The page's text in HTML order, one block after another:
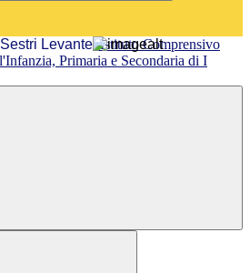
Istituto Comprensivo
Primaria e Secondaria di I